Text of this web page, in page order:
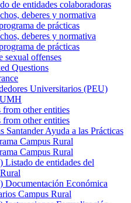
de entidades colaboradoras
deberes y normativa
de prácticas
deberes y normativa
de prácticas
sexual offenses
Questions
Universitarios (PEU)
from other entities
from other entities
Santander Ayuda a las Prácticas
Campus Rural
Campus Rural
Listado de entidades del
Documentación Económica
Campus Rural